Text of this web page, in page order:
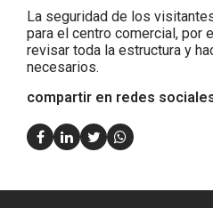
La seguridad de los
para el centro comercial, por
revisar toda la estructura y
necesarios.
compartir en redes